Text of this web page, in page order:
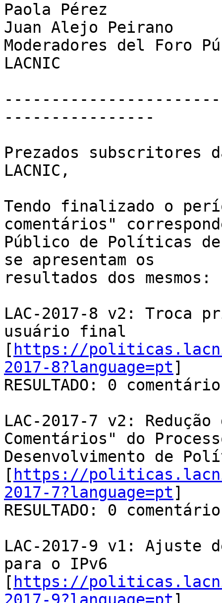
Paola Pérez
Juan Alejo Peirano
Moderadores del Foro
LACNIC
----------------
Prezados
LACNIC,
Tendo finalizado o
comentários"
Público de Políticas de
se apresentam os
resultados dos mesmos:
LAC-2017-8 v2: Troca
usuário final
[ https://
2017-8?language=pt]
RESULTADO: 0
LAC-2017-7 v2:
Comentários" do
Desenvolvimento de
[ https://
2017-7?language=pt]
RESULTADO: 0
LAC-2017-9 v1: Ajuste
para o IPv6
[ https://